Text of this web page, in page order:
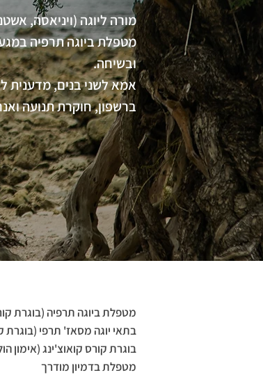
מורה ליוגה (ויניאסה,
מטפלת ביוגה תרפיה
ובשיחה.
אמא לשני בנים, מדענית
ברשפון, חוקרת תנועה
מטפלת ביוגה תרפיה (בוגרת
בתאי יוגה מסאז' תרפי (בוגרת
בוגרת קורס קואוצ'ינג (אימון
מטפלת בדמיון מודרך